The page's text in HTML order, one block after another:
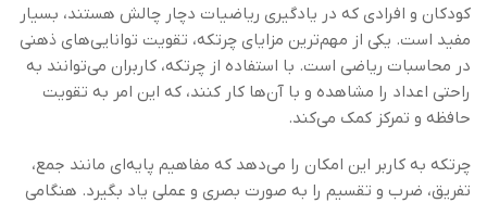
کودکان و افرادی که در یادگیری ریاضیات دچار چالش هستند، بسیار
مفید است. یکی از مهم‌ترین مزایای چرتکه، تقویت توانایی‌های ذهنی
در محاسبات ریاضی است. با استفاده از چرتکه، کاربران می‌توانند به
راحتی اعداد را مشاهده و با آن‌ها کار کنند، که این امر به تقویت
حافظه و تمرکز کمک می‌کند.
چرتکه به کاربر این امکان را می‌دهد که مفاهیم پایه‌ای مانند جمع،
تفریق، ضرب و تقسیم را به صورت بصری و عملی یاد بگیرد. هنگامی